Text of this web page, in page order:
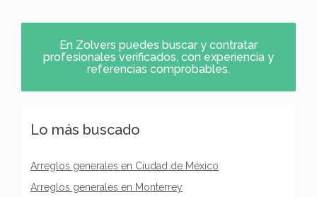
En Zolvers puedes buscar y contratar
profesionales verificados, con experiencia y
referencias comprobables.
Lo más buscado
Arreglos generales en Ciudad de México
Arreglos generales en Monterrey